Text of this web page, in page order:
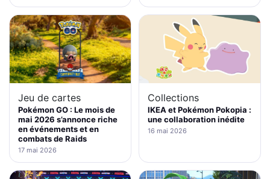
Jeu de cartes
Pokémon GO : Le mois de
mai 2026 s’annonce riche
en événements et en
combats de Raids
17 mai 2026
Collections
IKEA et Pokémon Pokopia :
une collaboration inédite
16 mai 2026